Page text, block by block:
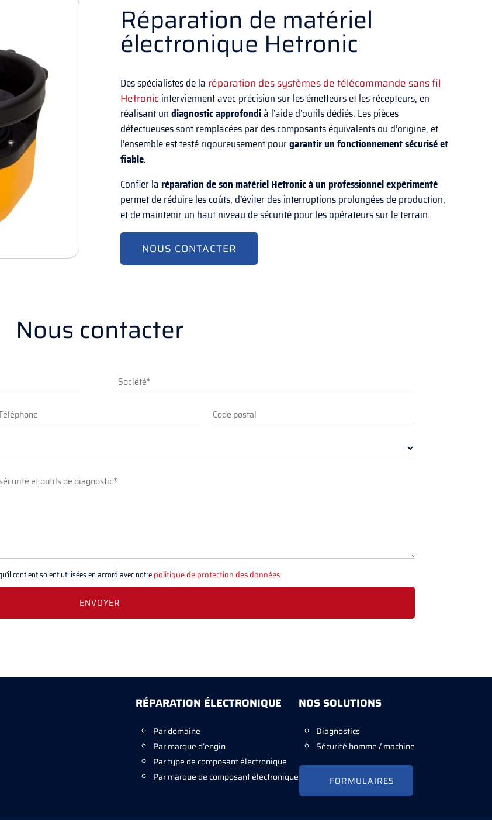
Réparation de matériel
électronique Hetronic
Des spécialistes de la réparation des systèmes de télécommande sans fil
Hetronic interviennent avec précision sur les émetteurs et les récepteurs, en
réalisant undiagnostic approfondià l’aide d’outils dédiés. Les pièces
défectueuses sont remplacées par des composants équivalents ou d’origine, et
l’ensemble est testé rigoureusement pourgarantir un fonctionnement sécurisé et
fiable.
Confier la réparation de son matériel Hetronic à un professionnel expérimenté
permet de réduire les coûts, d’éviter des interruptions prolongées de production,
et de maintenir un haut niveau de sécurité pour les opérateurs sur le terrain.
NOUS CONTACTER
Nous contacter
contient soient utilisées en accord avec notrepolitique de protection des données.
RÉPARATION ÉLECTRONIQUE
Par domaine
Par marque d’engin
Par type de composant électronique
Par marque de composant électronique
NOS SOLUTIONS
Diagnostics
Sécurité homme / machine
FORMULAIRES